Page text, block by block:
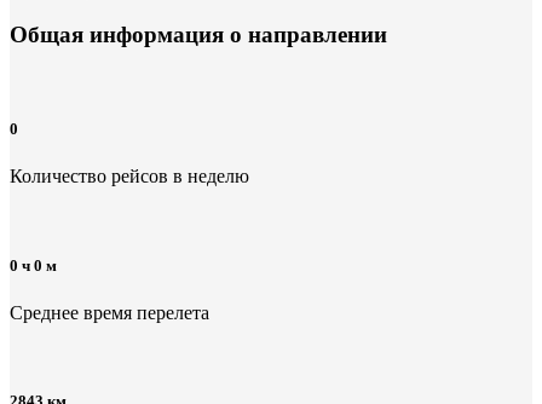
Общая информация о направлении
0
Количество рейсов в неделю
0 ч 0 м
Среднее время перелета